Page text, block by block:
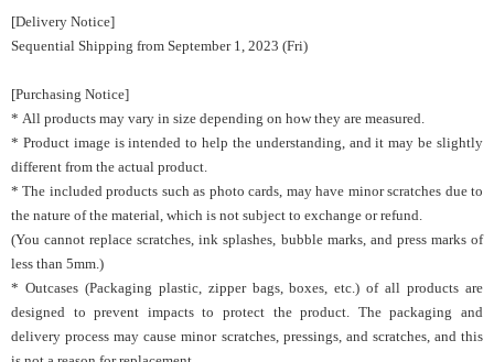
[Delivery Notice]
Sequential Shipping from September 1, 2023 (Fri)
[Purchasing Notice]
* All products may vary in size depending on how they are measured.
* Product image is intended to help the understanding, and it may be slightly
different from the actual product.
* The included products such as photo cards, may have minor scratches due to
the nature of the material, which is not subject to exchange or refund.
(You cannot replace scratches, ink splashes, bubble marks, and press marks of
less than 5mm.)
* Outcases (Packaging plastic, zipper bags, boxes, etc.) of all products are
designed to prevent impacts to protect the product. The packaging and
delivery process may cause minor scratches, pressings, and scratches, and this